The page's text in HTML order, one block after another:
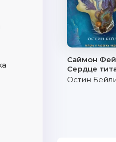
Саймон
Сердце
Остин